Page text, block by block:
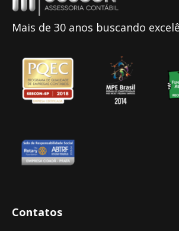
Mais de 30 anos buscando
Contatos